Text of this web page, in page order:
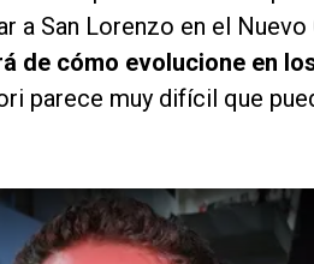
a San Lorenzo en el
de cómo evolucione en
parece muy difícil que